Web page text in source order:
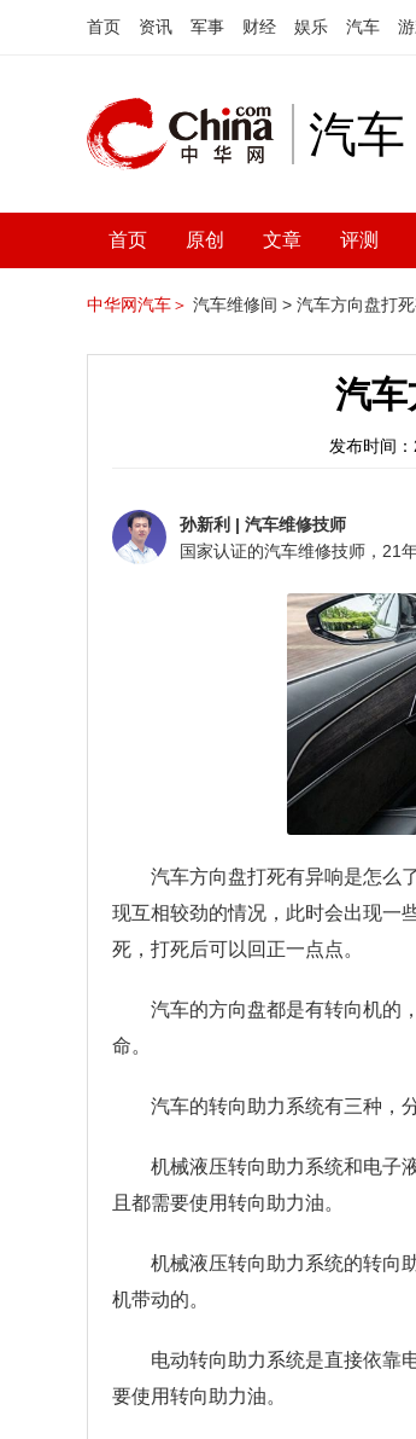
首页 资讯 军事 财经 娱乐 汽车
汽车
首页 原创 文章 评测
中华网汽车＞ 汽车维修间 > 汽车方向盘打
汽车
发布时间
孙新利 | 汽车维修技师
汽车方向盘打死有异响是怎么
现互相较劲的情况，此时会出现一
死，打死后可以回正一点点。
汽车的方向盘都是有转向机的
命。
汽车的转向助力系统有三种，
机械液压转向助力系统和电子
且都需要使用转向助力油。
机械液压转向助力系统的转向
机带动的。
电动转向助力系统是直接依靠
要使用转向助力油。